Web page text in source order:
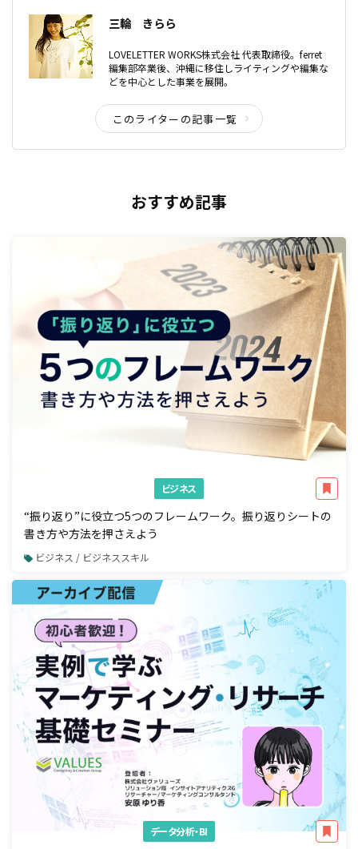
三輪 きらら
LOVELETTER WORKS株式会社 代表取締役。ferret
編集部卒業後、沖縄に移住しライティングや編集な
どを中心とした事業を展開。
このライターの記事一覧
おすすめ記事
ビジネス
“振り返り”に役立つ5つのフレームワーク。振り返りシートの
書き方や方法を押さえよう
ビジネス / ビジネススキル
データ分析・BI